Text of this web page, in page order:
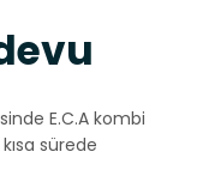
E.C.A kombi
sürede